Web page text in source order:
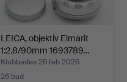
LEICA, objektiv Elmarit
1:2.8/90mm 1693789…
Klubbades 26 feb 2026
26 bud